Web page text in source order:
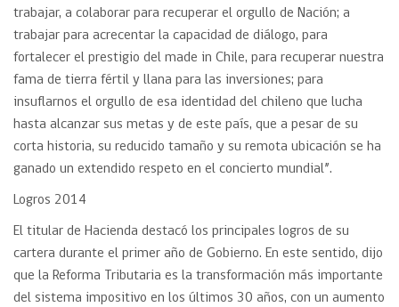
trabajar, a colaborar para recuperar el orgullo de Nación; a
trabajar para acrecentar la capacidad de diálogo, para
fortalecer el prestigio del made in Chile, para recuperar nuestra
fama de tierra fértil y llana para las inversiones; para
insuflarnos el orgullo de esa identidad del chileno que lucha
hasta alcanzar sus metas y de este país, que a pesar de su
corta historia, su reducido tamaño y su remota ubicación se ha
ganado un extendido respeto en el concierto mundial”.
Logros 2014
El titular de Hacienda destacó los principales logros de su
cartera durante el primer año de Gobierno. En este sentido, dijo
que la Reforma Tributaria es la transformación más importante
del sistema impositivo en los últimos 30 años, con un aumento